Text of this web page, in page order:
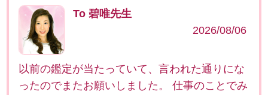
To 碧唯先生
2026/08/06
以前の鑑定が当たっていて、言われた通りにな
ったのでまたお願いしました。 仕事のことでみ